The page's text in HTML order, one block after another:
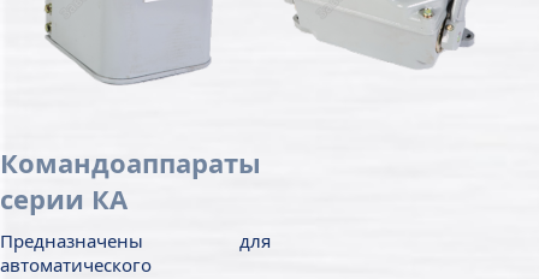
Командоаппараты
серии КА
Предназначены для
автоматического